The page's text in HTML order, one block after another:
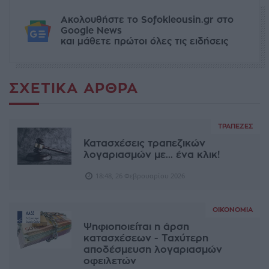
Ακολουθήστε το Sofokleousin.gr στο
Google News
και μάθετε πρώτοι όλες τις ειδήσεις
ΣΧΕΤΙΚΆ ΆΡΘΡΑ
ΤΡΆΠΕΖΕΣ
Κατασχέσεις τραπεζικών
λογαριασμών με... ένα κλικ!
ΟΙΚΟΝΟΜΊΑ
Ψηφιοποιείται η άρση
κατασχέσεων - Ταχύτερη
αποδέσμευση λογαριασμών
οφειλετών